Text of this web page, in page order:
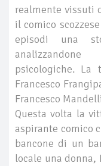
realmente vissuti
il comico
episodi una
psicologiche. La
Francesco
Francesco
Questa volta la
aspirante comico
bancone di un
locale una